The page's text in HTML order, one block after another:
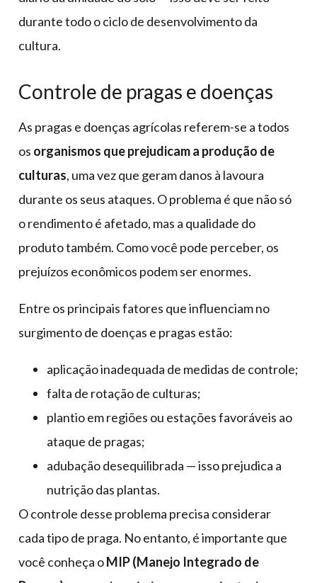
durante todo o ciclo de desenvolvimento da
cultura.
Controle de pragas e doenças
As pragas e doenças agrícolas referem-se a todos
os organismos que prejudicam a produção de
culturas, uma vez que geram danos à lavoura
durante os seus ataques. O problema é que não só
o rendimento é afetado, mas a qualidade do
produto também. Como você pode perceber, os
prejuízos econômicos podem ser enormes.
Entre os principais fatores que influenciam no
surgimento de doenças e pragas estão:
aplicação inadequada de medidas de controle;
falta de rotação de culturas;
plantio em regiões ou estações favoráveis ao
ataque de pragas;
adubação desequilibrada — isso prejudica a
nutrição das plantas.
O controle desse problema precisa considerar
cada tipo de praga. No entanto, é importante que
você conheça oMIP (Manejo Integrado de